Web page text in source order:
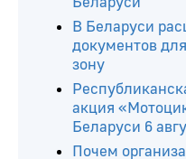
Читайте ещё
Летне-осенний
пернатую дичь
Беларуси
В Беларуси